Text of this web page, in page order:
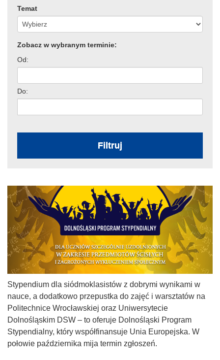
Temat
Zobacz w wybranym terminie:
Od:
Do:
Filtruj
Stypendium dla siódmoklasistów z dobrymi wynikami w
nauce, a dodatkowo przepustka do zajęć i warsztatów na
Politechnice Wrocławskiej oraz Uniwersytecie
Dolnośląskim DSW – to oferuje Dolnośląski Program
Stypendialny, który współfinansuje Unia Europejska. W
połowie października mija termin zgłoszeń.